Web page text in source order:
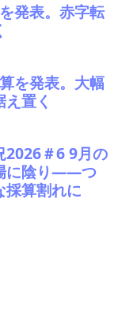
発表。赤字転
を発表。大幅
置く
2026＃6 9月の
に陰り――つ
採算割れに